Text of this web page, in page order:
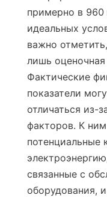
примерно в
идеальных
важно
лишь
Фактические
показатели
отличаться из-
факторов. К ним
потенциальные
связанные с
оборудования,